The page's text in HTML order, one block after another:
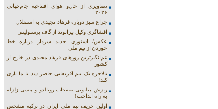
تصاویری از حال‌و هوای افتتاحیه جام‌جهانی
۲۰۲۶
چراغ سبز دوباره فرهاد مجیدی به استقلال
افشاگری وکیل بیرانوند از گاف‌ پرسپولیس
عکس/ استوری جدید سردار درباره خط
خوردن از تیم ملی
غم‌انگیزترین روزهای فرهاد مجیدی در خارج از
کشور
بالاخره یک تیم آفریقایی حاضر شد با ما بازی
کند!
ریزش میلیونی صفحات رونالدو و مسی زلزله
به راه انداخت!
اولین حریف تیم ملی ایران در ترکیه مشخص